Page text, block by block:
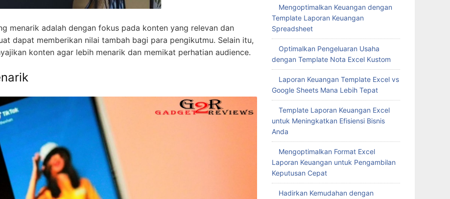
menarik adalah dengan fokus pada konten yang relevan dan
dapat memberikan nilai tambah bagi para pengikutmu. Selain itu,
konten agar lebih menarik dan memikat perhatian audience.
Mengoptimalkan Keuangan dengan
Template Laporan Keuangan
Spreadsheet
Optimalkan Pengeluaran Usaha
dengan Template Nota Excel Kustom
Laporan Keuangan Template Excel vs
Google Sheets Mana Lebih Tepat
Template Laporan Keuangan Excel
untuk Meningkatkan Efisiensi Bisnis
Anda
Mengoptimalkan Format Excel
Laporan Keuangan untuk Pengambilan
Keputusan Cepat
Hadirkan Kemudahan dengan